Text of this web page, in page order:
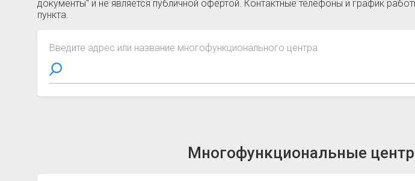
документы" и не является публичной офертой. Контактные телефоны и график
пункта.
Введите адрес или название многофункционального центра
Многофункциональные